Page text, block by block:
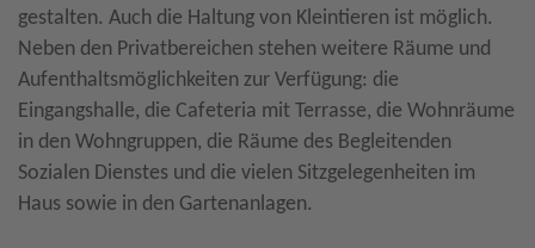
gestalten. Auch die Haltung von Kleintieren ist möglich.
Neben den Privatbereichen stehen weitere Räume und
Aufenthaltsmöglichkeiten zur Verfügung: die
Eingangshalle, die Cafeteria mit Terrasse, die Wohnräume
in den Wohngruppen, die Räume des Begleitenden
Sozialen Dienstes und die vielen Sitzgelegenheiten im
Haus sowie in den Gartenanlagen.